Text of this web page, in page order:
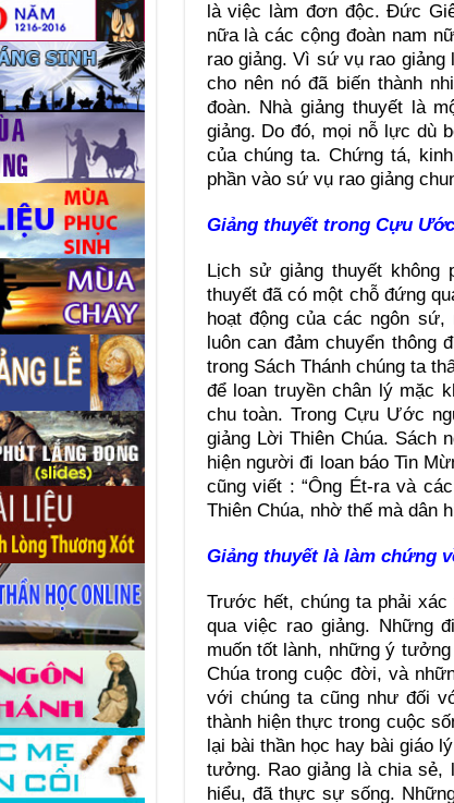
là việc làm đơn độc. Ðức
nữa là các cộng đoàn nam
rao giảng. Vì sứ vụ rao
cho nên nó đã biến thành
đoàn. Nhà giảng thuyết là
giảng. Do đó, mọi nỗ lực dù
của chúng ta. Chứng tá,
phần vào sứ vụ rao giảng
Giảng thuyết trong Cựu
Lịch sử giảng thuyết
thuyết đã có một chỗ đứng
hoạt động của các ngôn
luôn can đảm chuyển thông
trong Sách Thánh chúng ta
để loan truyền chân lý mặc
chu toàn. Trong Cựu Ước
giảng Lời Thiên Chúa. Sách
hiện người đi loan báo Tin
cũng viết : “Ông Ét-ra và
Thiên Chúa, nhờ thế mà dân
Giảng thuyết là làm chứng
Trước hết, chúng ta phải
qua việc rao giảng. Những
muốn tốt lành, những ý
Chúa trong cuộc đời, và
với chúng ta cũng như đối
thành hiện thực trong cuộc
lại bài thần học hay bài giáo
tưởng. Rao giảng là chia
hiểu, đã thực sự sống.